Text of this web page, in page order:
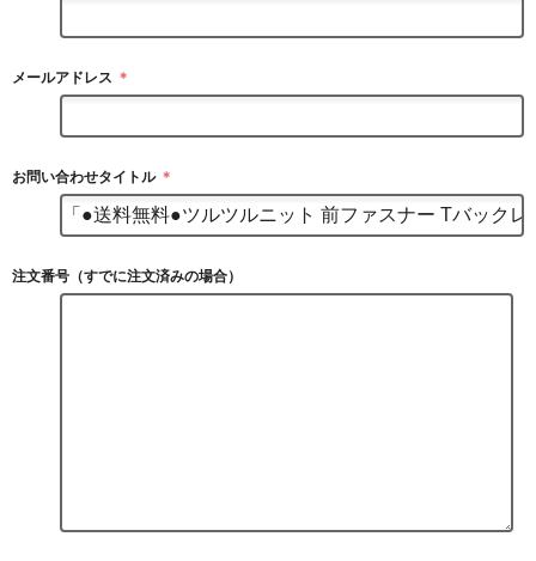
メールアドレス ＊
お問い合わせタイトル ＊
注文番号（すでに注文済みの場合）